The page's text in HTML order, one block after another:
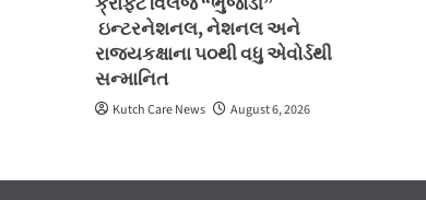
ઇન્ટરનેશનલ, નેશનલ અને
રાજ્યકક્ષાના ૫૦થી વધુ એવોર્ડથી
સન્માનિત
Kutch Care News August 6, 2026